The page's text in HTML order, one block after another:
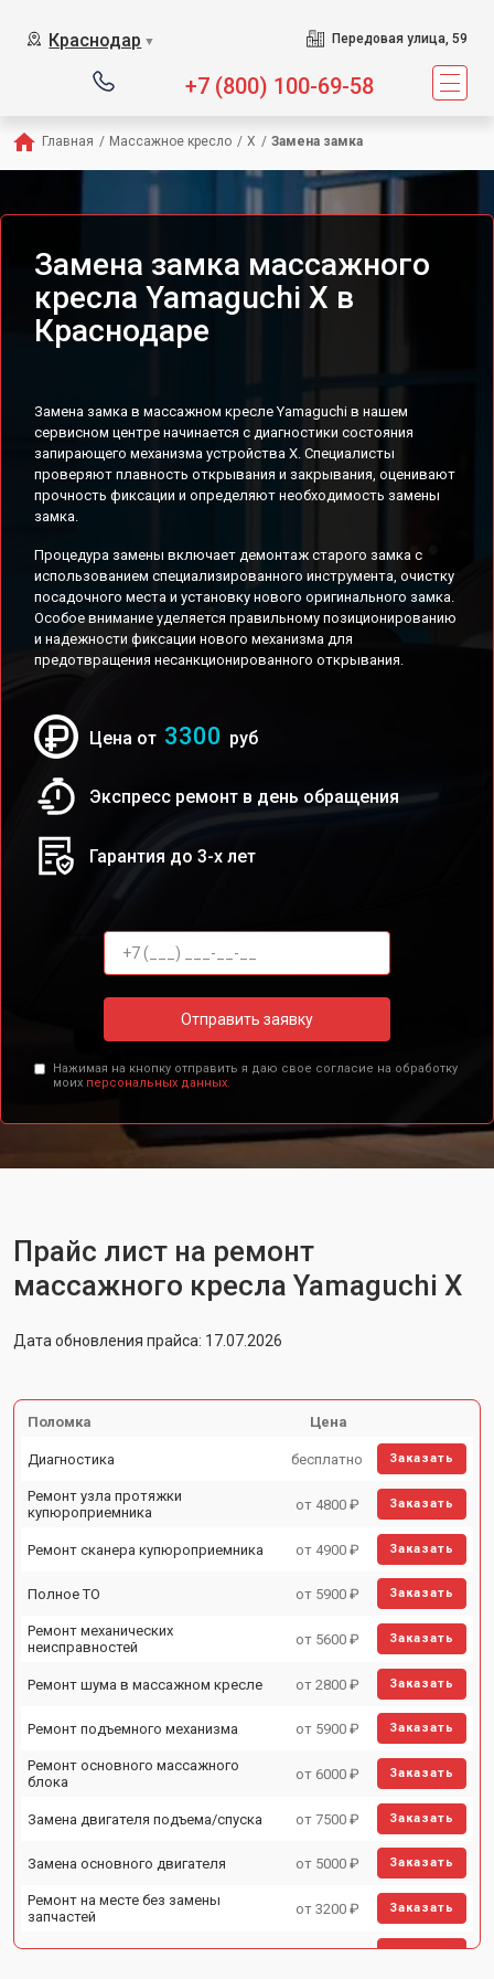
Краснодар ▼ Передовая улица, 59
+7 (800) 100-69-58
Главная / Массажное кресло / X / Замена замка
Замена замка массажного
кресла Yamaguchi X в
Краснодаре
Замена замка в массажном кресле Yamaguchi в нашем
сервисном центре начинается с диагностики состояния
запирающего механизма устройства X. Специалисты
проверяют плавность открывания и закрывания, оценивают
прочность фиксации и определяют необходимость замены
замка.
Процедура замены включает демонтаж старого замка с
использованием специализированного инструмента, очистку
посадочного места и установку нового оригинального замка.
Особое внимание уделяется правильному позиционированию
и надежности фиксации нового механизма для
предотвращения несанкционированного открывания.
Цена от 3300 руб
Экспресс ремонт в день обращения
Гарантия до 3-х лет
Отправить заявку
Нажимая на кнопку отправить я даю свое согласие на обработку
моих персональных данных.
Прайс лист на ремонт
массажного кресла Yamaguchi X
Дата обновления прайса: 17.07.2026
Поломка Цена
Диагностика бесплатно Заказать
Ремонт узла протяжки
купюроприемника
от 4800 ₽ Заказать
Ремонт сканера купюроприемника от 4900 ₽ Заказать
Полное ТО от 5900 ₽ Заказать
Ремонт механических
неисправностей
от 5600 ₽ Заказать
Ремонт шума в массажном кресле от 2800 ₽ Заказать
Ремонт подъемного механизма от 5900 ₽ Заказать
Ремонт основного массажного
блока
от 6000 ₽ Заказать
Замена двигателя подъема/спуска от 7500 ₽ Заказать
Замена основного двигателя от 5000 ₽ Заказать
Ремонт на месте без замены
запчастей
от 3200 ₽ Заказать
Ремонт проводки от 4400 ₽ Заказать